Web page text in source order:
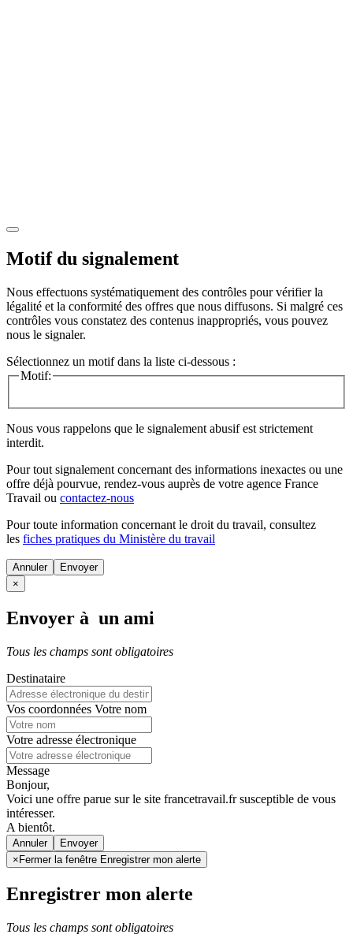
Motif du signalement
Nous effectuons systématiquement des contrôles pour vérifier la
légalité et la conformité des offres que nous diffusons. Si malgré ces
contrôles vous constatez des contenus inappropriés, vous pouvez
nous le signaler.
Sélectionnez un motif dans la liste ci-dessous :
Motif:
Nous vous rappelons que le signalement abusif est strictement
interdit.
Pour tout signalement concernant des informations inexactes ou une
offre déjà pourvue, rendez-vous auprès de votre agence France
Travail ou contactez-nous
Pour toute information concernant le droit du travail, consultez
les fiches pratiques du Ministère du travail
Annuler
×
Envoyer à un ami
Tous les champs sont obligatoires
Destinataire
Vos coordonnées Votre nom
Votre adresse électronique
Message
Bonjour,
Voici une offre parue sur le site francetravail.fr susceptible de vous
intéresser.
A bientôt.
Annuler
× Fermer la fenêtre Enregistrer mon alerte
Enregistrer mon alerte
Tous les champs sont obligatoires